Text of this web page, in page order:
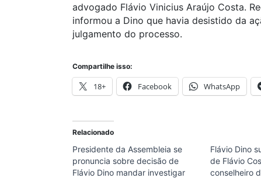
advogado Flávio Vinicius Araújo Costa.
informou a Dino que havia desistido da
julgamento do processo.
Compartilhe isso:
18+ Facebook WhatsApp
Relacionado
Presidente da Assembleia se
pronuncia sobre decisão de
Flávio Dino mandar investigar
Flávio Dino
de Flávio
conselheiro